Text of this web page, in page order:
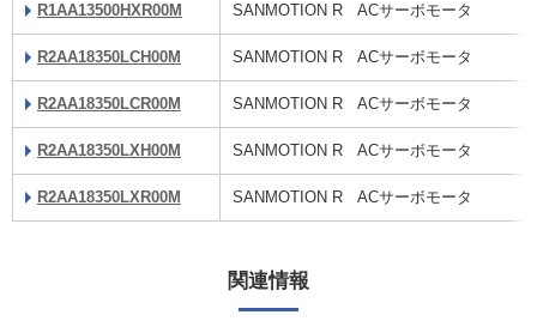
R1AA13500HXR00M SANMOTION R ACサーボモータ
R2AA18350LCH00M SANMOTION R ACサーボモータ
R2AA18350LCR00M SANMOTION R ACサーボモータ
R2AA18350LXH00M SANMOTION R ACサーボモータ
R2AA18350LXR00M SANMOTION R ACサーボモータ
関連情報